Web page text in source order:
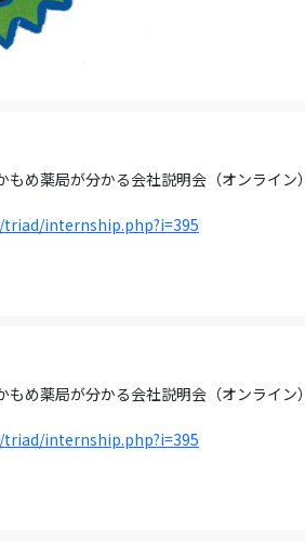
もめ薬局が分かる会社説明会（オンライ
internship.php?i=395
もめ薬局が分かる会社説明会（オンライ
internship.php?i=395